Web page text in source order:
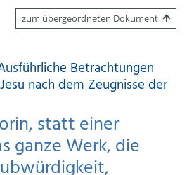
zum übergeordneten Dokument
Betrachtungen
nach dem Zeugnisse der
statt einer
ganze Werk, die